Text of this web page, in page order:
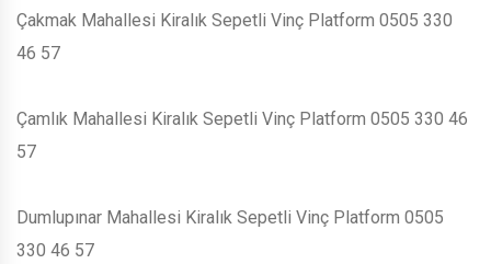
Çakmak Mahallesi Kiralık Sepetli Vinç Platform 0505 330
46 57
Çamlık Mahallesi Kiralık Sepetli Vinç Platform 0505 330 46
57
Dumlupınar Mahallesi Kiralık Sepetli Vinç Platform 0505
330 46 57